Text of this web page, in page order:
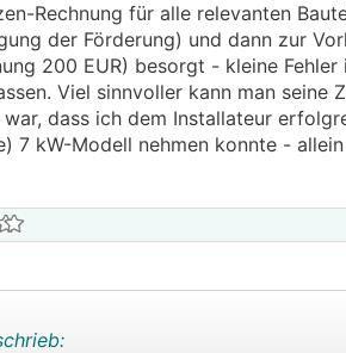
Rechnung für alle relevanten
der Förderung) und dann zur
200 EUR) besorgt - kleine
Viel sinnvoller kann man seine
dass ich dem Installateur
7 kW-Modell nehmen konnte -